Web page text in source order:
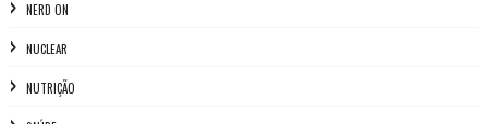
NERD ON
NUCLEAR
NUTRIÇÃO